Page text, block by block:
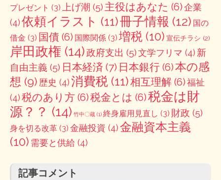
プレゼント (3) 上げ潮 (5) 主役はあなた (6)企業
(4)依頼イラスト (11)冊子情報 (12) 国の
借金 (3) 国債 (6) 国際関係 (3) 増税 (10) 宣伝チラシ (2)
岸田政権 (14)政府支出 (5)文学フリマ (4) 新
自由主義 (5) 日本経済 (7) 日本銀行 (6)本の感
想 (9) 歴史 (4)消費税 (11)相互理解 (6)福祉
(4)税のあり方 (6)税金とは (6)税金は財
源？？ (14) 竹中〇蔵 (1) 終身雇用見直し (3) 財政 (5)
身を切る改革 (3) 金融投資 (4)金融資本主義
(10) 需要と供給 (4)
記事コメント